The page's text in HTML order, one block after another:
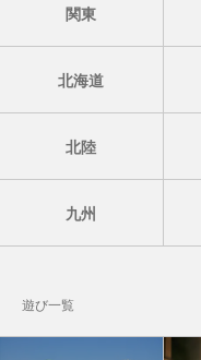
関東
北海道
北陸
九州
遊び一覧